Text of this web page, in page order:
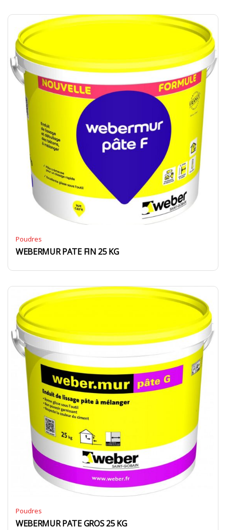
Poudres
WEBERMUR PATE FIN 25 KG
Poudres
WEBERMUR PATE GROS 25 KG